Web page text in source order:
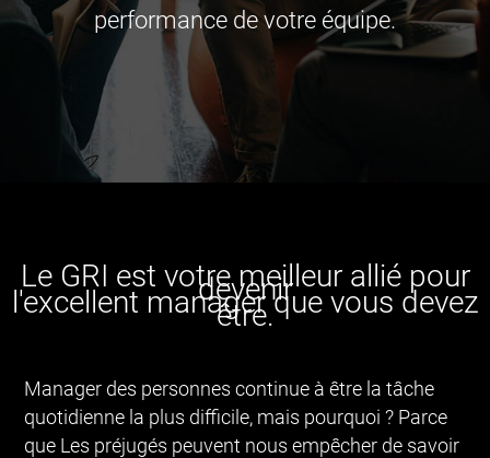
performance de votre équipe.
Le GRI est votre meilleur allié pour
devenir
l'excellent manager que vous devez
être.
Manager des personnes continue à être la tâche
quotidienne la plus difficile, mais pourquoi ? Parce
que Les préjugés peuvent nous empêcher de savoir